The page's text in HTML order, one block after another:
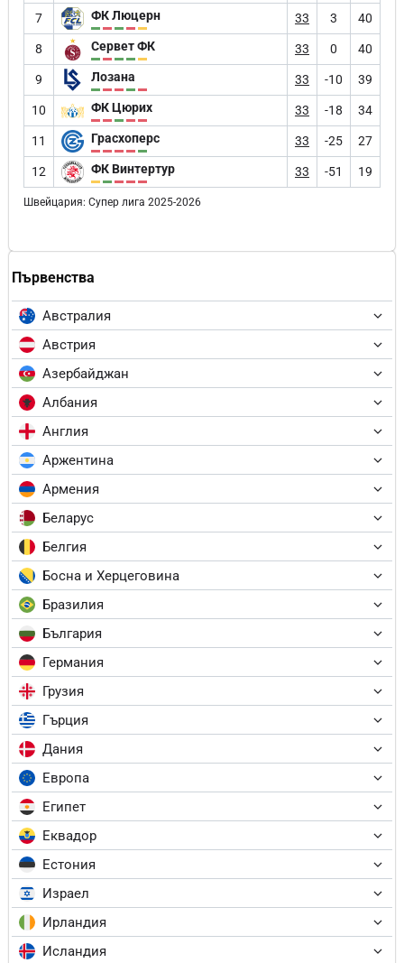
Първенства
Австралия
Австрия
Азербайджан
Албания
Англия
Аржентина
Армения
Беларус
Белгия
Босна и Херцеговина
Бразилия
България
Германия
Грузия
Гърция
Дания
Европа
Египет
Еквадор
Естония
Израел
Ирландия
Исландия
7 ФК Люцерн 33 3 40
8 Сервет ФК 33 0 40
9 Лозана 33 -10 39
10 ФК Цюрих 33 -18 34
11 Грасхоперс 33 -25 27
12 ФК Винтертур 33 -51 19
Швейцария: Супер лига 2025-2026